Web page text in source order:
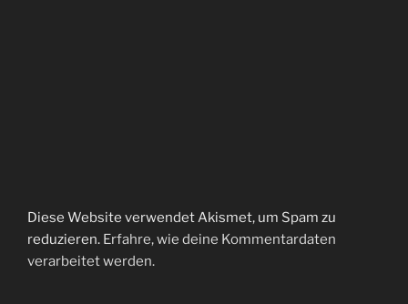
Diese Website verwendet Akismet, um Spam zu
reduzieren. Erfahre, wie deine Kommentardaten
verarbeitet werden.